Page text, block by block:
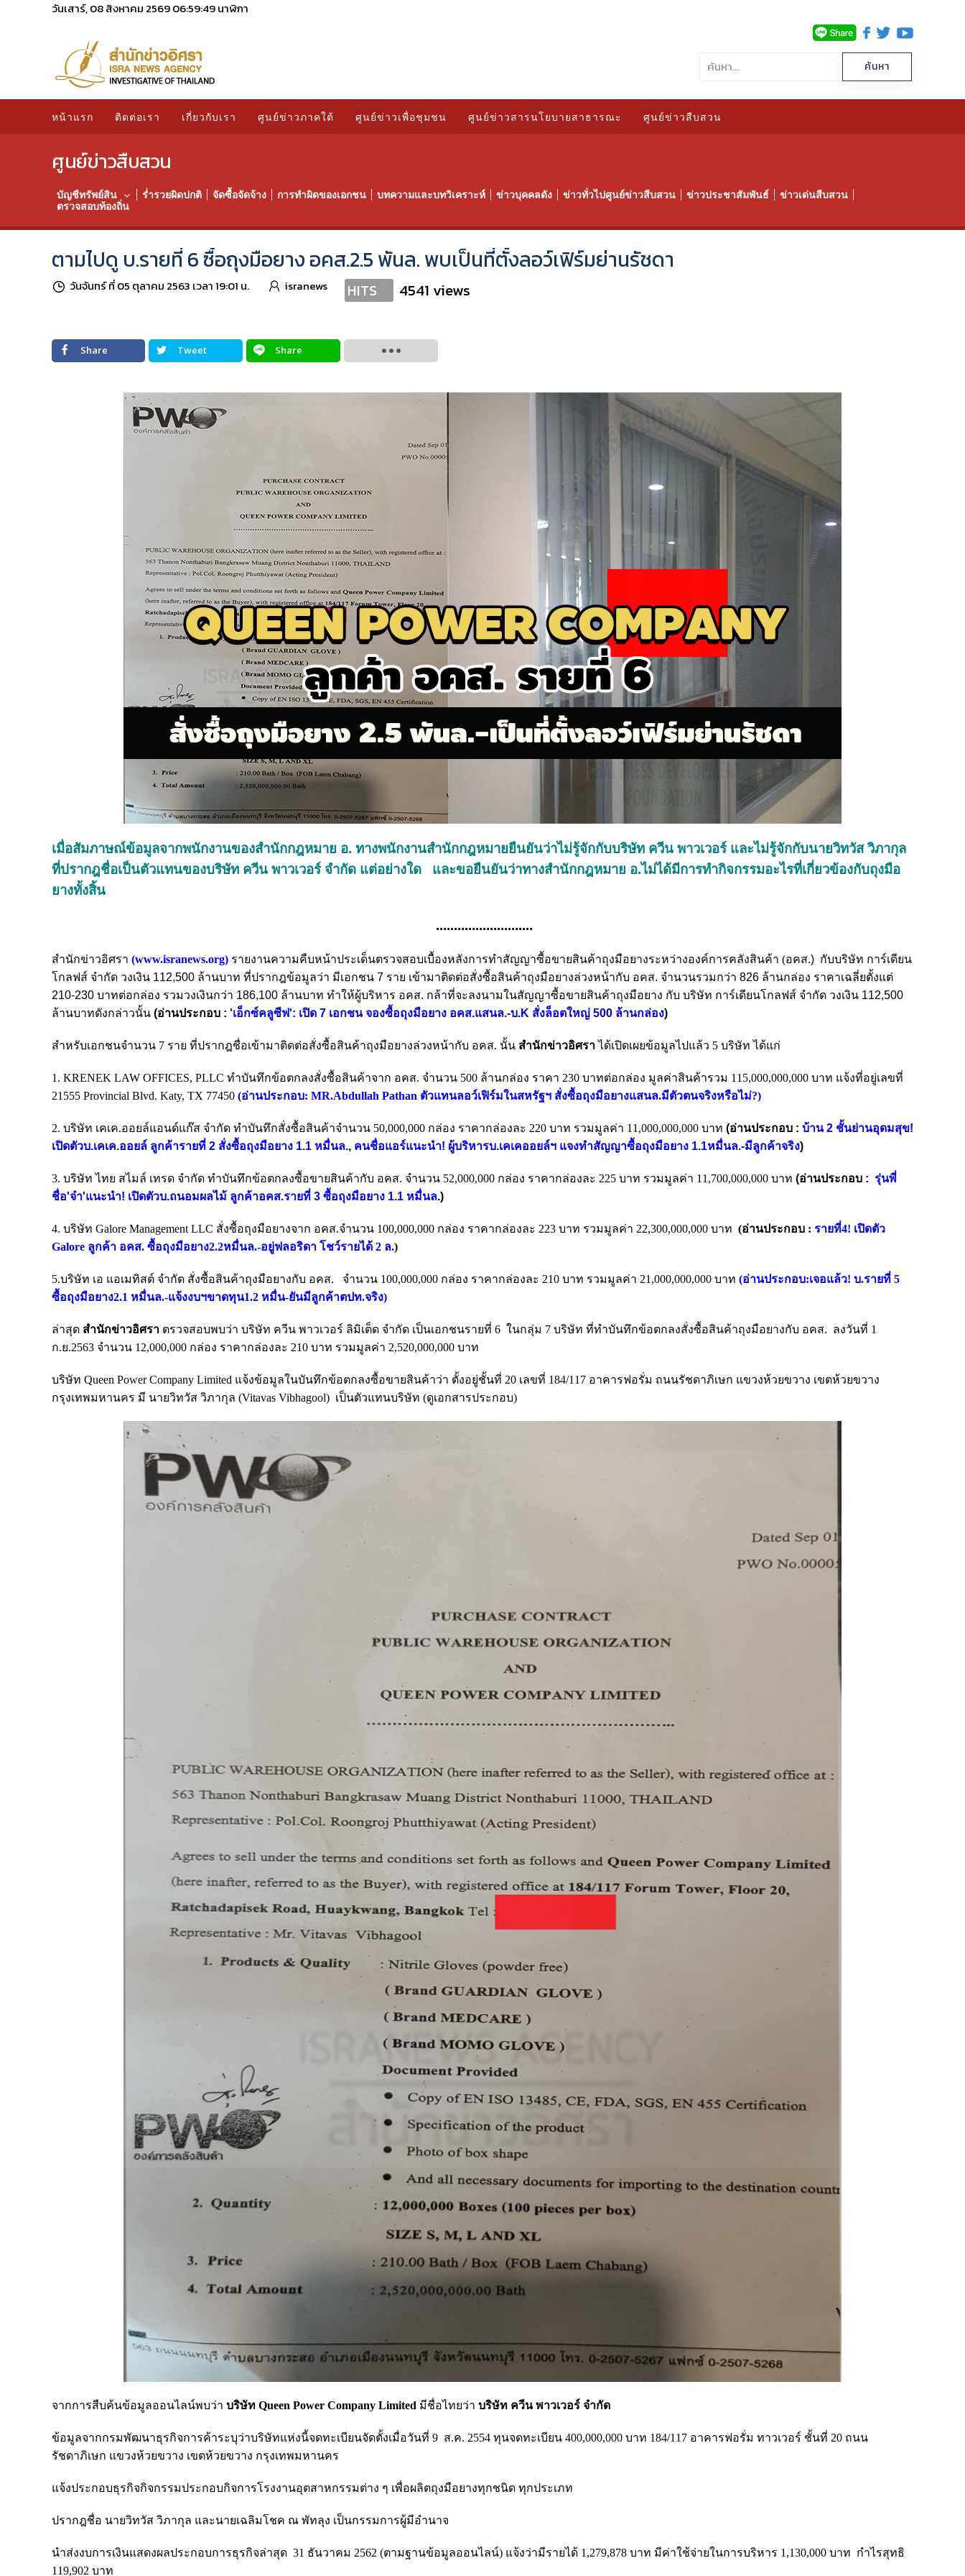
วันเสาร์, 08 สิงหาคม 256906:59:51นาฬิกา
หน้าแรก ติดต่อเรา เกี่ยวกับเรา ศูนย์ข่าวภาคใต้ ศูนย์ข่าวเพื่อชุมชน ศูนย์ข่าวสารนโยบายสาธารณะ ศูนย์ข่าวสืบสวน
ศูนย์ข่าวสืบสวน
บัญชีทรัพย์สิน ร่ำรวยผิดปกติ จัดซื้อจัดจ้าง การทำผิดของเอกชน บทความและบทวิเคราะห์ ข่าวบุคคลดัง ข่าวทั่วไปศูนย์ข่าวสืบสวน ข่าวประชาสัมพันธ์
ข่าวเด่นสืบสวน
ตรวจสอบท้องถิ่น
ตามไปดู บ.รายที่ 6 ซื้อถุงมือยาง อคส.2.5 พันล. พบเป็นที่ตั้งลอว์เฟิร์มย่านรัชดา
วันจันทร์ ที่ 05 ตุลาคม 2563 เวลา 19:01 น. isranews HITS 4541 views
Share Tweet Share
เมื่อสัมภาษณ์ข้อมูลจากพนักงานของสำนักกฎหมาย อ. ทางพนักงานสำนักกฎหมายยืนยันว่าไม่รู้จักกับบริษัท ควีน พาวเวอร์ และไม่รู้จักกับนายวิทวัส วิภากุล
ที่ปรากฎชื่อเป็นตัวแทนของบริษัท ควีน พาวเวอร์ จำกัด แต่อย่างใด และขอยืนยันว่าทางสำนักกฎหมาย อ.ไม่ได้มีการทำกิจกรรมอะไรที่เกี่ยวข้องกับถุงมือ
ยางทั้งสิ้น
...........................
สำนักข่าวอิศรา (www.isranews.org) รายงานความคืบหน้าประเด็นตรวจสอบเบื้องหลังการทำสัญญาซื้อขายสินค้าถุงมือยางระหว่างองค์การคลังสินค้า (อคส.) กับบริษัท การ์เดียน
โกลฟส์ จำกัด วงเงิน 112,500 ล้านบาท ที่ปรากฎข้อมูลว่า มีเอกชน 7 ราย เข้ามาติดต่อสั่งซื้อสินค้าถุงมือยางล่วงหน้ากับ อคส. จำนวนรวมกว่า 826 ล้านกล่อง ราคาเฉลี่ยตั้งแต่
210-230 บาทต่อกล่อง รวมวงเงินกว่า 186,100 ล้านบาท ทำให้ผู้บริหาร อคส. กล้าที่จะลงนามในสัญญาซื้อขายสินค้าถุงมือยาง กับ บริษัท การ์เดียนโกลฟส์ จำกัด วงเงิน 112,500
ล้านบาทดังกล่าวนั้น (อ่านประกอบ : 'เอ็กซ์คลูซีฟ': เปิด 7 เอกชน จองซื้อถุงมือยาง อคส.แสนล.-บ.K สั่งล็อตใหญ่ 500 ล้านกล่อง)
สำหรับเอกชนจำนวน 7 ราย ที่ปรากฎชื่อเข้ามาติดต่อสั่งซื้อสินค้าถุงมือยางล่วงหน้ากับ อคส. นั้น สำนักข่าวอิศราได้เปิดเผยข้อมูลไปแล้ว 5 บริษัท ได้แก่
1. KRENEK LAW OFFICES, PLLC ทำบันทึกข้อตกลงสั่งซื้อสินค้าจาก อคส. จำนวน 500 ล้านกล่อง ราคา 230 บาทต่อกล่อง มูลค่าสินค้ารวม 115,000,000,000 บาท แจ้งที่อยู่เลขที่
21555 Provincial Blvd. Katy, TX 77450 (อ่านประกอบ: MR.Abdullah Pathan ตัวแทนลอว์เฟิร์มในสหรัฐฯ สั่งซื้อถุงมือยางแสนล.มีตัวตนจริงหรือไม่?)
2. บริษัท เคเค.ออยล์แอนด์แก๊ส จำกัด ทำบันทึกสั่งซื้อสินค้าจำนวน 50,000,000 กล่อง ราคากล่องละ 220 บาท รวมมูลค่า 11,000,000,000 บาท (อ่านประกอบ : บ้าน 2 ชั้นย่านอุดมสุข!
เปิดตัวบ.เคเค.ออยล์ ลูกค้ารายที่ 2 สั่งซื้อถุงมือยาง 1.1 หมื่นล., คนชื่อแอร์แนะนำ! ผู้บริหารบ.เคเคออยล์ฯ แจงทำสัญญาซื้อถุงมือยาง 1.1หมื่นล.-มีลูกค้าจริง)
3. บริษัท ไทย สไมล์ เทรด จำกัด ทำบันทึกข้อตกลงซื้อขายสินค้ากับ อคส. จำนวน 52,000,000 กล่อง ราคากล่องละ 225 บาท รวมมูลค่า 11,700,000,000 บาท (อ่านประกอบ : รุ่นพี่
ชื่อ'จ๋า'แนะนำ! เปิดตัวบ.ถนอมผลไม้ ลูกค้าอคส.รายที่ 3 ซื้อถุงมือยาง 1.1 หมื่นล.)
4. บริษัท Galore Management LLC สั่งซื้อถุงมือยางจาก อคส.จำนวน 100,000,000 กล่อง ราคากล่องละ 223 บาท รวมมูลค่า 22,300,000,000 บาท (อ่านประกอบ : รายที่4! เปิดตัว
Galore ลูกค้า อคส. ซื้อถุงมือยาง2.2หมื่นล.-อยู่ฟลอริดา โชว์รายได้ 2 ล.)
5.บริษัท เอ แอเมทิสต์ จำกัด สั่งซื้อสินค้าถุงมือยางกับ อคส. จำนวน 100,000,000 กล่อง ราคากล่องละ 210 บาท รวมมูลค่า 21,000,000,000 บาท (อ่านประกอบ:เจอแล้ว! บ.รายที่ 5
ซื้อถุงมือยาง2.1 หมื่นล.-แจ้งงบฯขาดทุน1.2 หมื่น-ยันมีลูกค้าตปท.จริง)
ล่าสุด สำนักข่าวอิศรา ตรวจสอบพบว่า บริษัท ควีน พาวเวอร์ ลิมิเต็ด จำกัด เป็นเอกชนรายที่ 6 ในกลุ่ม 7 บริษัท ที่ทำบันทึกข้อตกลงสั่งซื้อสินค้าถุงมือยางกับ อคส. ลงวันที่ 1
ก.ย.2563 จำนวน 12,000,000 กล่อง ราคากล่องละ 210 บาท รวมมูลค่า 2,520,000,000 บาท
บริษัท Queen Power Company Limited แจ้งข้อมูลในบันทึกข้อตกลงซื้อขายสินค้าว่า ตั้งอยู่ชั้นที่ 20 เลขที่ 184/117 อาคารฟอรั่ม ถนนรัชดาภิเษก แขวงห้วยขวาง เขตห้วยขวาง
กรุงเทพมหานคร มี นายวิทวัส วิภากุล (Vitavas Vibhagool) เป็นตัวแทนบริษัท (ดูเอกสารประกอบ)
จากการสืบค้นข้อมูลออนไลน์พบว่า บริษัท Queen Power Company Limited มีชื่อไทยว่า บริษัท ควีน พาวเวอร์ จำกัด
ข้อมูลจากกรมพัฒนาธุรกิจการค้าระบุว่าบริษัทแห่งนี้จดทะเบียนจัดตั้งเมื่อวันที่ 9 ส.ค. 2554 ทุนจดทะเบียน 400,000,000 บาท 184/117 อาคารฟอรั่ม ทาวเวอร์ ชั้นที่ 20 ถนน
รัชดาภิเษก แขวงห้วยขวาง เขตห้วยขวาง กรุงเทพมหานคร
แจ้งประกอบธุรกิจกิจกรรมประกอบกิจการโรงงานอุตสาหกรรมต่าง ๆ เพื่อผลิตถุงมือยางทุกชนิด ทุกประเภท
ปรากฎชื่อ นายวิทวัส วิภากุล และนายเฉลิมโชค ณ พัทลุง เป็นกรรมการผู้มีอำนาจ
นำส่งงบการเงินแสดงผลประกอบการธุรกิจล่าสุด 31 ธันวาคม 2562 (ตามฐานข้อมูลออนไลน์) แจ้งว่ามีรายได้ 1,279,878 บาท มีค่าใช้จ่ายในการบริหาร 1,130,000 บาท กำไรสุทธิ
119,902 บาท